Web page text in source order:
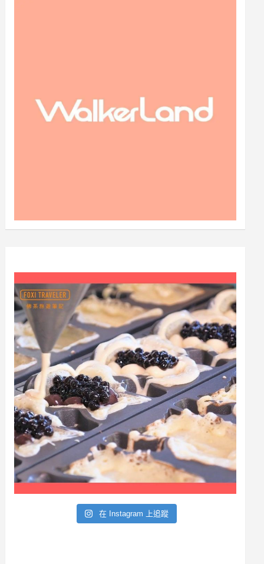
在 Instagram 上追蹤